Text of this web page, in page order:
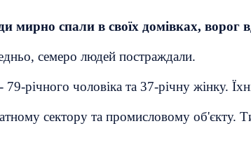
мирно спали в своїх домівках, ворог
семеро людей постраждали.
річного чоловіка та 37-річну жінку.
сектору та промисловому об'єкту.